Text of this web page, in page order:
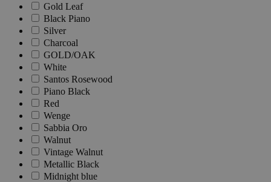
Gold Leaf
Black Piano
Silver
Charcoal
GOLD/OAK
White
Santos Rosewood
Piano Black
Red
Wenge
Sabbia Oro
Walnut
Vintage Walnut
Metallic Black
Midnight blue